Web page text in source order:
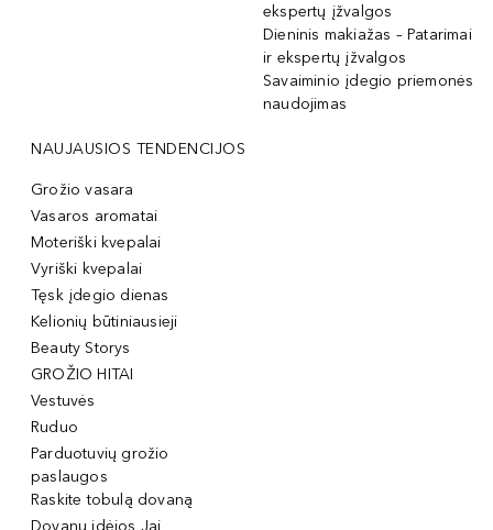
ekspertų įžvalgos
Dieninis makiažas – Patarimai
ir ekspertų įžvalgos
Savaiminio įdegio priemonės
naudojimas
NAUJAUSIOS TENDENCIJOS
Grožio vasara
Vasaros aromatai
Moteriški kvepalai
Vyriški kvepalai
Tęsk įdegio dienas
Kelionių būtiniausieji
Beauty Storys
GROŽIO HITAI
Vestuvės
Ruduo
Parduotuvių grožio
paslaugos
Raskite tobulą dovaną
Dovanų idėjos Jai